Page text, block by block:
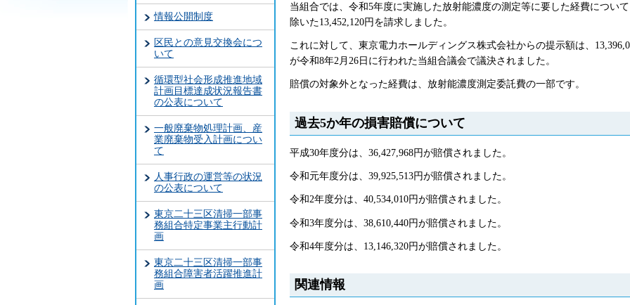
情報公開制度
区民との意見交換会につ
いて
循環型社会形成推進地域
計画目標達成状況報告書
の公表について
一般廃棄物処理計画、産
業廃棄物受入計画につい
て
人事行政の運営等の状況
の公表について
東京二十三区清掃一部事
務組合特定事業主行動計
画
東京二十三区清掃一部事
務組合障害者活躍推進計
画
当組合では、令和5年度に実施した放射能濃度の測定等に要した経費につい
除いた13,452,120円を請求しました。
これに対して、東京電力ホールディングス株式会社からの提示額は、
が令和8年2月26日に行われた当組合議会で議決されました。
賠償の対象外となった経費は、放射能濃度測定委託費の一部です。
過去5か年の損害賠償について
平成30年度分は、36,427,968円が賠償されました。
令和元年度分は、39,925,513円が賠償されました。
令和2年度分は、40,534,010円が賠償されました。
令和3年度分は、38,610,440円が賠償されました。
令和4年度分は、13,146,320円が賠償されました。
関連情報